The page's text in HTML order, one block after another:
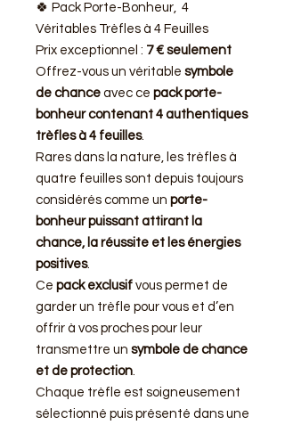
🍀 Pack Porte-Bonheur, 4
Véritables Trèfles à 4 Feuilles
Prix exceptionnel : 7 € seulement
Offrez-vous un véritable symbole
de chance avec ce pack porte-
bonheur contenant 4 authentiques
trèfles à 4 feuilles.
Rares dans la nature, les trèfles à
quatre feuilles sont depuis toujours
considérés comme un porte-
bonheur puissant attirant la
chance, la réussite et les énergies
positives.
Ce pack exclusif vous permet de
garder un trèfle pour vous et d’en
offrir à vos proches pour leur
transmettre un symbole de chance
et de protection.
Chaque trèfle est soigneusement
sélectionné puis présenté dans une